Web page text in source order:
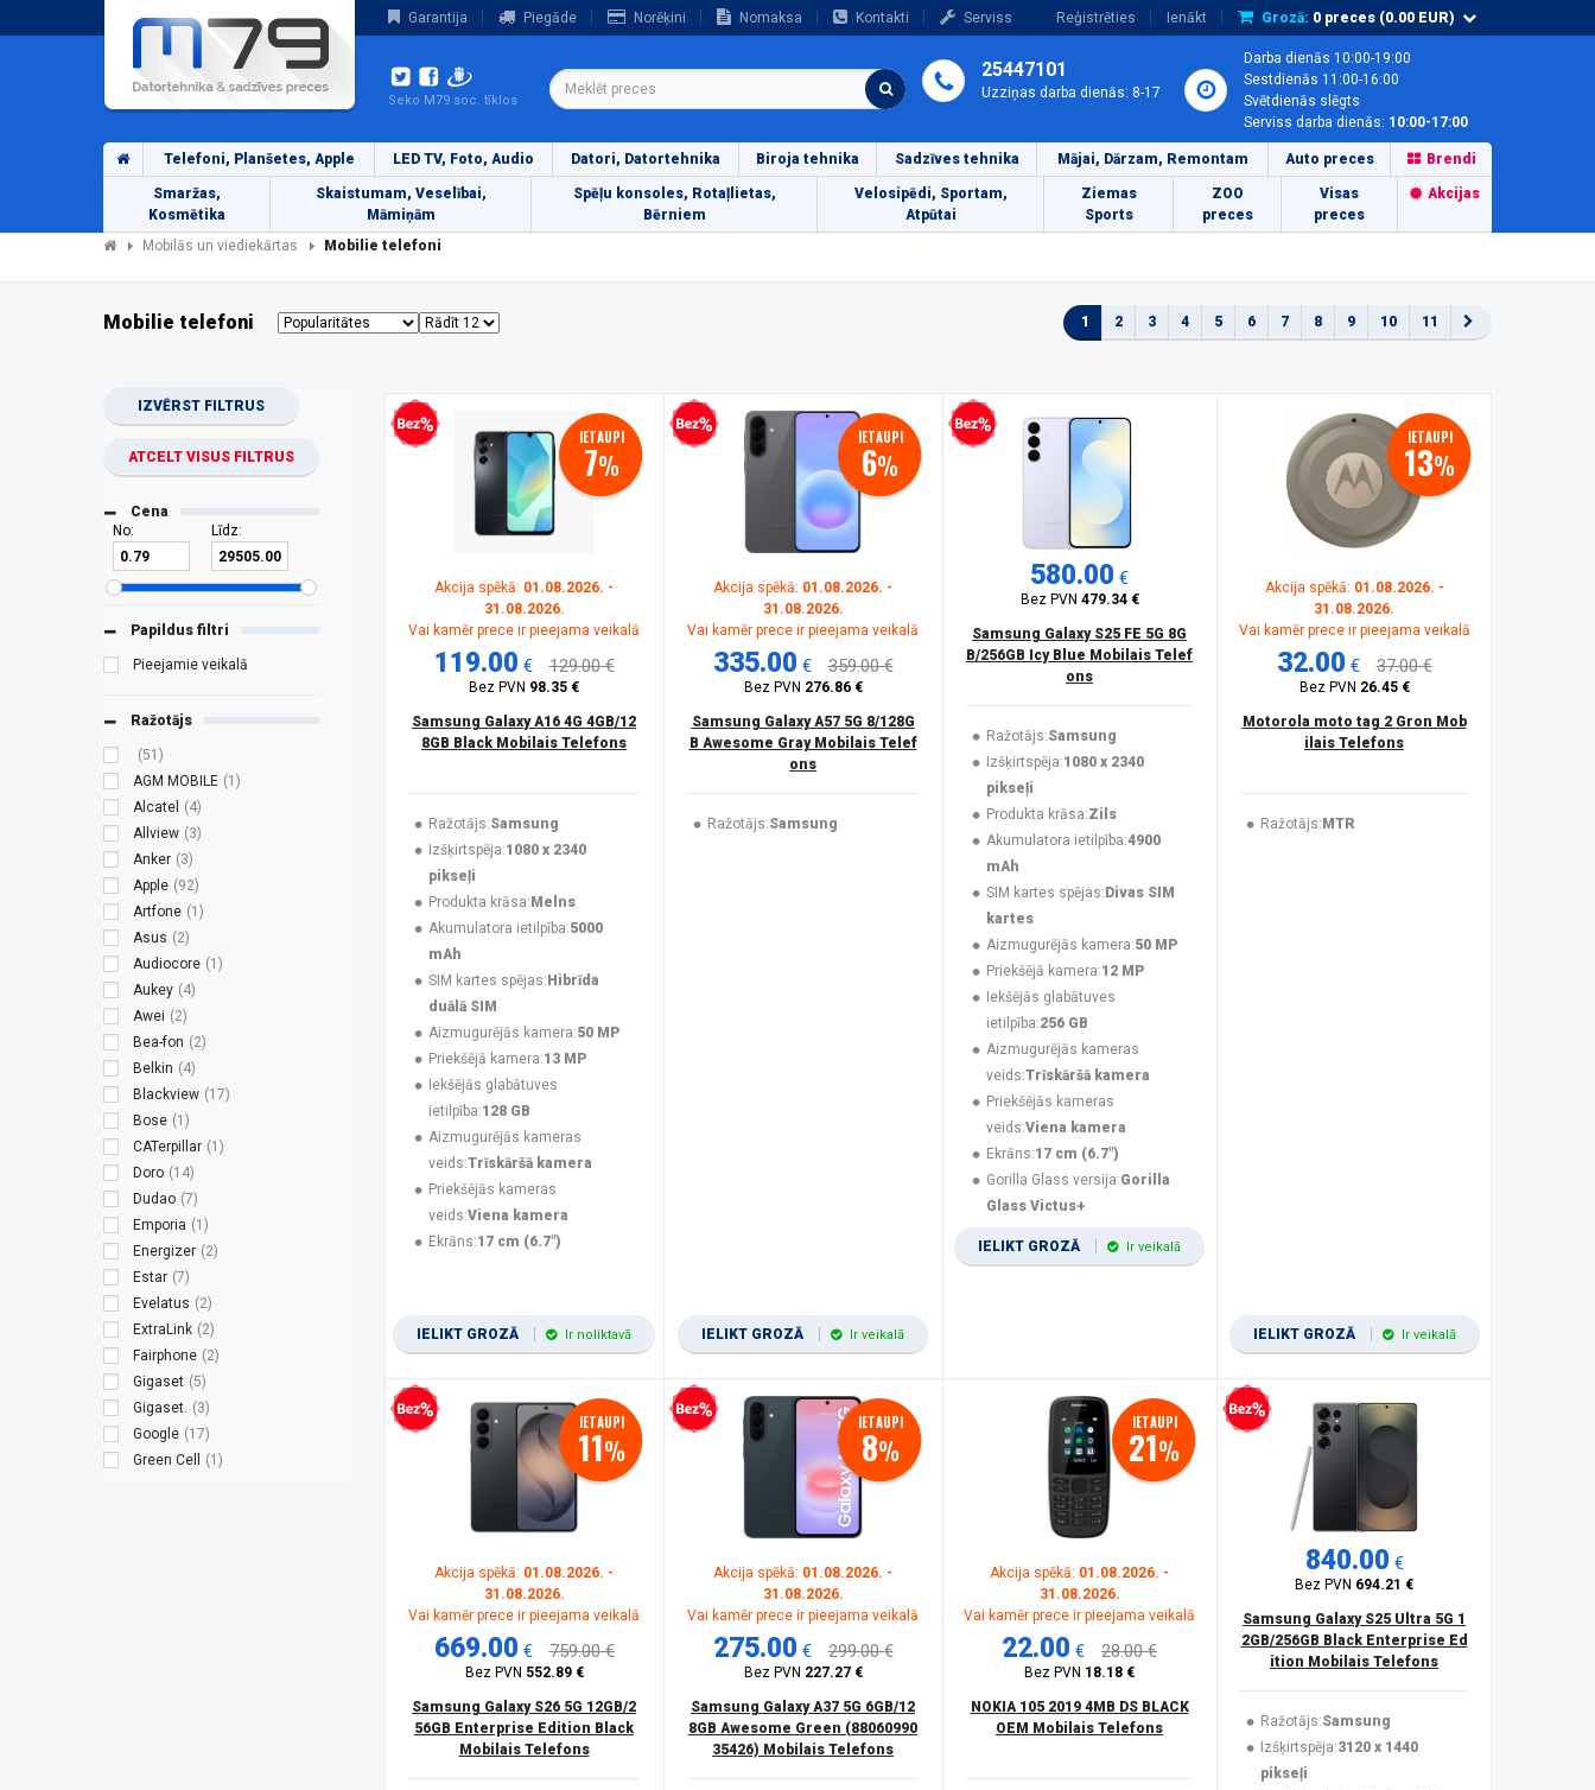
Garantija Piegāde Norēķini Nomaksa Kontakti Serviss Reģistrēties Ienākt Grozā: 0 preces (0.00 EUR)
Seko M79 soc. tīklos
25447101
Uzziņas darba dienās: 8-17
Darba dienās 10:00-19:00
Sestdienās 11:00-16:00
Svētdienās slēgts
Serviss darba dienās: 10:00-17:00
Telefoni, Planšetes, Apple LED TV, Foto, Audio Datori, Datortehnika Biroja tehnika Sadzīves tehnika Mājai, Dārzam, Remontam Auto preces Brendi
Smaržas,
Kosmētika
Skaistumam, Veselībai,
Māmiņām
Spēļu konsoles, Rotaļlietas,
Bērniem
Velosipēdi, Sportam,
Atpūtai
Ziemas
Sports
ZOO
preces
Visas
preces
Akcijas
Mobilās un viediekārtas Mobilie telefoni
Mobilie telefoni 1 2 3 4 5 6 7 8 9 10 11
IZVĒRST FILTRUS
ATCELT VISUS FILTRUS
Cena
No:
Līdz:
Papildus filtri
Pieejamie veikalā
Ražotājs
(51)
AGM MOBILE (1)
Alcatel (4)
Allview (3)
Anker (3)
Apple (92)
Artfone (1)
Asus (2)
Audiocore (1)
Aukey (4)
Awei (2)
Bea-fon (2)
Belkin (4)
Blackview (17)
Bose (1)
CATerpillar (1)
Doro (14)
Dudao (7)
Emporia (1)
Energizer (2)
Estar (7)
Evelatus (2)
ExtraLink (2)
Fairphone (2)
Gigaset (5)
Gigaset. (3)
Google (17)
Green Cell
(1)
Bezprocentu kredīts IETAUPI
7%
Akcija spēkā: 01.08.2026. -
31.08.2026.
Vai kamēr prece ir pieejama veikalā
119.00 € 129.00 €
Bez PVN 98.35 €
Samsung Galaxy A16 4G 4GB/12
8GB Black Mobilais Telefons
Ražotājs:Samsung
Izšķirtspēja:1080 x 2340
pikseļi
Produkta krāsa: Melns
Akumulatora ietilpība:5000
mAh
SIM kartes spējas: Hibrīda
duālā SIM
Aizmugurējās kamera:50 MP
Priekšējā kamera:13 MP
Iekšējās glabātuves
ietilpība:128 GB
Aizmugurējās kameras
veids:Trīskāršā kamera
Priekšējās kameras
veids:Viena kamera
Ekrāns:17 cm (6.7")
IELIKT GROZĀ Ir noliktavā
Bezprocentu kredīts IETAUPI
6%
Akcija spēkā: 01.08.2026. -
31.08.2026.
Vai kamēr prece ir pieejama veikalā
335.00 € 359.00 €
Bez PVN 276.86 €
Samsung Galaxy A57 5G 8/128G
B Awesome Gray Mobilais Telef
ons
Ražotājs:Samsung
IELIKT GROZĀ Ir veikalā
Bezprocentu kredīts
580.00 €
Bez PVN 479.34 €
Samsung Galaxy S25 FE 5G 8G
B/256GB Icy Blue Mobilais Telef
ons
Ražotājs:Samsung
Izšķirtspēja:1080 x 2340
pikseļi
Produkta krāsa:Zils
Akumulatora ietilpība:4900
mAh
SIM kartes spējas: Divas SIM
kartes
Aizmugurējās kamera:50 MP
Priekšējā kamera:12 MP
Iekšējās glabātuves
ietilpība:256 GB
Aizmugurējās kameras
veids:Trīskāršā kamera
Priekšējās kameras
veids:Viena kamera
Ekrāns:17 cm (6.7")
Gorilla Glass versija:Gorilla
Glass Victus+
IELIKT GROZĀ Ir veikalā
IETAUPI
13%
Akcija spēkā: 01.08.2026. -
31.08.2026.
Vai kamēr prece ir pieejama veikalā
32.00 € 37.00 €
Bez PVN 26.45 €
Motorola moto tag 2 Gron Mob
ilais Telefons
Ražotājs: MTR
IELIKT GROZĀ Ir veikalā
Bezprocentu kredīts IETAUPI
11%
Akcija spēkā: 01.08.2026. -
31.08.2026.
Vai kamēr prece ir pieejama veikalā
669.00 € 759.00 €
Bez PVN 552.89 €
Samsung Galaxy S26 5G 12GB/2
56GB Enterprise Edition Black
Mobilais Telefons
Bezprocentu kredīts IETAUPI
8%
Akcija spēkā: 01.08.2026. -
31.08.2026.
Vai kamēr prece ir pieejama veikalā
275.00 € 299.00 €
Bez PVN 227.27 €
Samsung Galaxy A37 5G 6GB/12
8GB Awesome Green (88060990
35426) Mobilais Telefons
IETAUPI
21%
Akcija spēkā: 01.08.2026. -
31.08.2026.
Vai kamēr prece ir pieejama veikalā
22.00 € 28.00 €
Bez PVN 18.18 €
NOKIA 105 2019 4MB DS BLACK
OEM Mobilais Telefons
Bezprocentu kredīts
840.00 €
Bez PVN 694.21 €
Samsung Galaxy S25 Ultra 5G 1
2GB/256GB Black Enterprise Ed
ition Mobilais Telefons
Ražotājs:Samsung
Izšķirtspēja:3120 x 1440
pikseļi